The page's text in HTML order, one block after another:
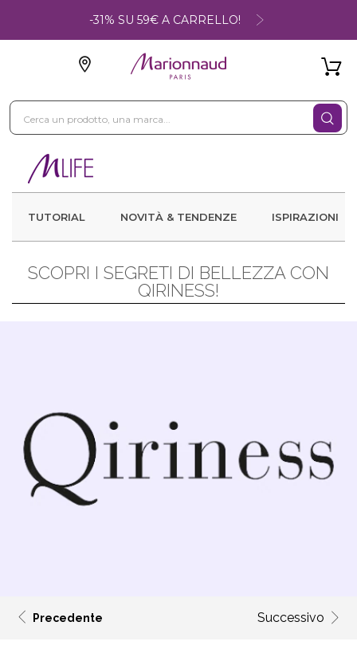
-31% SU 59€ A CARRELLO!
TUTORIAL NOVITÀ & TENDENZE ISPIRAZIONI
SCOPRI I SEGRETI DI BELLEZZA CON
QIRINESS!
Precedente Successivo